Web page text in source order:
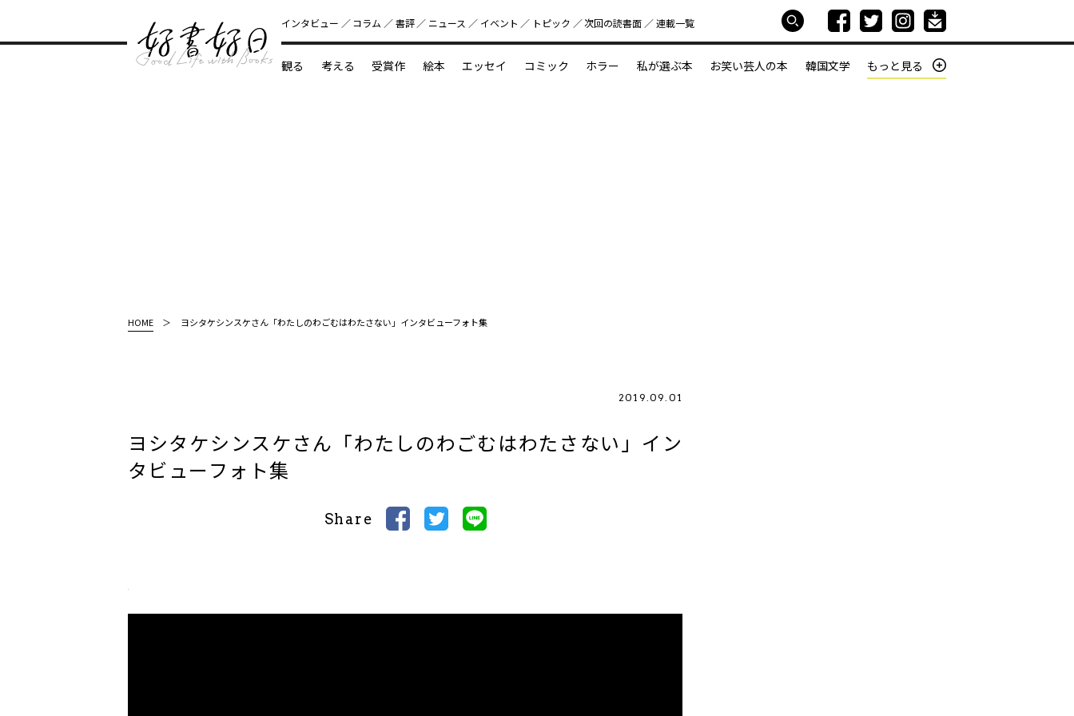
好書好日
インタビュー コラム 書評 ニュース イベント トピック 次回の読書⾯ 連載一覧
観る 考える 受賞作 絵本 エッセイ コミック ホラー 私が選ぶ本 お笑い芸人の本 韓国文学 もっと見る
HOME ヨシタケシンスケさん「わたしのわごむはわたさない」インタビューフォト集
2019.09.01
ヨシタケシンスケさん「わたしのわごむはわたさない」イン
タビューフォト集
Share